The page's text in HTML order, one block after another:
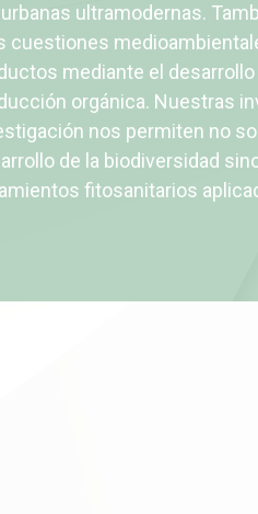
ultramodernas.
cuestiones
mediante el
orgánica. Nuestras
nos permiten no
de la biodiversidad
fitosanitarios